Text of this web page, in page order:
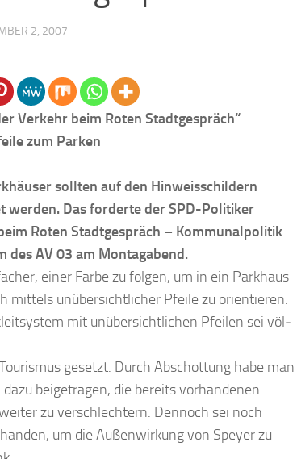
2, 2007
Verkehr beim Roten Stadtgespräch“
zum Parken
sollten auf den Hinweisschildern
werden. Das for­derte der SPD-Politiker
Roten Stadtgespräch – Kommunalpoli­tik
des AV 03 am Montagabend.
einer Farbe zu folgen, um in ein Parkhaus
mittels unübersichtlicher Pfeile zu orientieren.
mit unübersichtlichen Pfeilen sei völ­
gesetzt. Durch Abschottung habe man
beigetragen, die bereits vor­handenen
zu verschlechtern. Dennoch sei noch
um die Außenwirkung von Speyer zu